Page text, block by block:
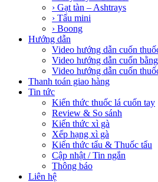
› Gạt tàn – Ashtrays
› Tẩu mini
› Boong
Hướng dẫn
Video hướng dẫn cuốn
Video hướng dẫn cuốn
Video hướng dẫn cuốn
Thanh toán giao hàng
Tin tức
Kiến thức thuốc lá cuốn tay
Review & So sánh
Kiến thức xì gà
Xếp hạng xì gà
Kiến thức tẩu & Thuốc tẩu
Cập nhật / Tin ngắn
Thông báo
Liên hệ